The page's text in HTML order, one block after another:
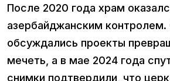
После 2020 года храм
азербайджанским контролем.
обсуждались проекты
мечеть, а в мае 2024 года
снимки подтвердили, что